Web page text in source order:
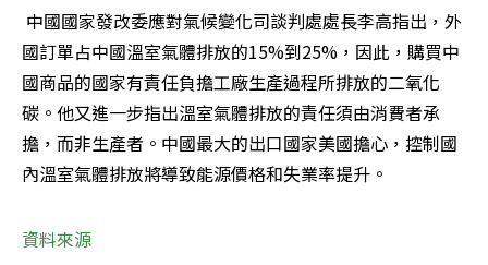
國訂單占中國溫室氣體排放的15%到25%，因此，購買中
國商品的國家有責任負擔工廠生產過程所排放的二氧化
碳。他又進一步指出溫室氣體排放的責任須由消費者承
擔，而非生產者。中國最大的出口國家美國擔心，控制國
內溫室氣體排放將導致能源價格和失業率提升。
資料來源